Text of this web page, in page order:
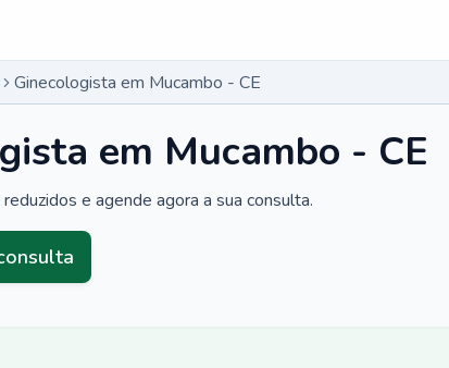
Ginecologista em Mucambo - CE
em Mucambo - CE
e agende agora a sua consulta.